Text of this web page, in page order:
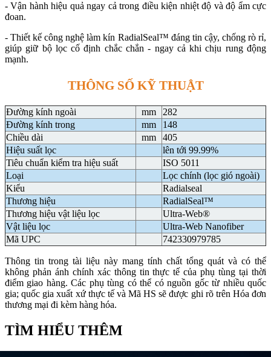
- Vận hành hiệu quả ngay cả trong điều kiện nhiệt độ và độ ẩm cực
đoan.
- Thiết kế công nghệ làm kín RadialSeal™ đáng tin cậy, chống rò rỉ,
giúp giữ bộ lọc cố định chắc chắn - ngay cả khi chịu rung động
mạnh.
THÔNG SỐ KỸ THUẬT
Đường kính ngoài mm
282
Đường kính trong
mm
148
Chiều dài
mm
405
Hiệu suất lọc
lên tới 99.99%
Tiêu chuẩn kiểm tra hiệu suất
ISO 5011
Loại
Lọc chính (lọc gió ngoài)
Kiểu
Radialseal
Thương hiệu
RadialSeal™
Thương hiệu vật liệu lọc
Ultra-Web®
Vật liệu lọc
Ultra-Web Nanofiber
Mã UPC
742330979785
Thông tin trong tài liệu này mang tính chất tổng quát và có thể
không phản ánh chính xác thông tin thực tế của phụ tùng tại thời
điểm giao hàng. Các phụ tùng có thể có nguồn gốc từ nhiều quốc
gia; quốc gia xuất xứ thực tế và Mã HS sẽ được ghi rõ trên Hóa đơn
thương mại đi kèm hàng hóa.
TÌM HIỂU THÊM